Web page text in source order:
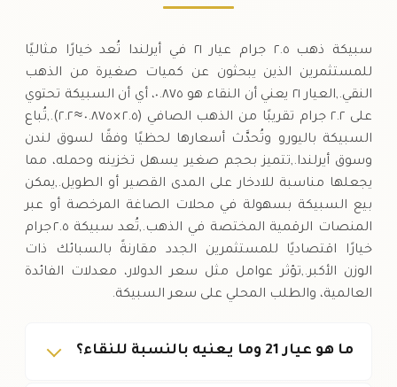
سبيكة ذهب ٢.٥ جرام عيار ٢١ في أيرلندا تُعد خيارًا مثاليًا
للمستثمرين الذين يبحثون عن كميات صغيرة من الذهب
النقي.,العيار ٢١ يعني أن النقاء هو ٠.٨٧٥، أي أن السبيكة تحتوي
على ٢.٢ جرام تقريبًا من الذهب الصافي (٢.٥ × ٠.٨٧٥ ≈ ٢.٢).,تُباع
السبيكة باليورو وتُحدَّث أسعارها لحظيًا وفقًا لسوق لندن
وسوق أيرلندا.,تتميز بحجم صغير يسهل تخزينه وحمله، مما
يجعلها مناسبة للادخار على المدى القصير أو الطويل.,يمكن
بيع السبيكة بسهولة في محلات الصاغة المرخصة أو عبر
المنصات الرقمية المختصة في الذهب.,تُعد سبيكة ٢.٥ جرام
خيارًا اقتصاديًا للمستثمرين الجدد مقارنةً بالسبائك ذات
الوزن الأكبر.,تؤثر عوامل مثل سعر الدولار، معدلات الفائدة
العالمية، والطلب المحلي على سعر السبيكة.
ما هو عيار 21 وما يعنيه بالنسبة للنقاء؟